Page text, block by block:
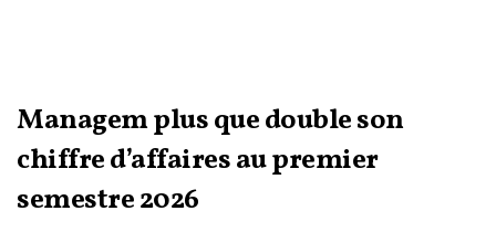
Managem plus que double son
chiffre d’affaires au premier
semestre 2026